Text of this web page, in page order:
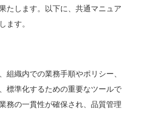
たします。以下に、共通マニュア
ます。
組織内での業務手順やポリシー、
標準化するための重要なツールで
務の一貫性が確保され、品質管理